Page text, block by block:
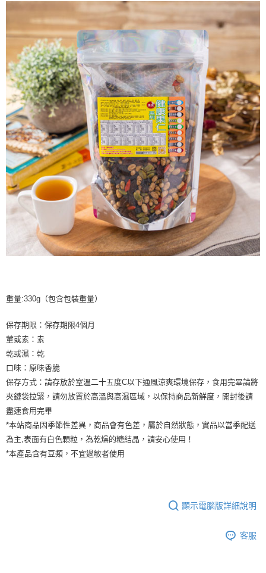
重量:330g（包含包裝重量）
保存期限：保存期限4個月
葷或素：素
乾或濕：乾
口味：原味香脆
保存方式：請存放於室溫二十五度C以下通風涼爽環境保存，食用完畢請將
夾鏈袋拉緊，請勿放置於高溫與高濕區域，以保持商品新鮮度，開封後請
盡速食用完畢
*本站商品因季節性差異，商品會有色差，屬於自然狀態，實品以當季配送
為主,表面有白色顆粒，為乾燥的糖結晶，請安心使用！
*本產品含有豆類，不宜過敏者使用
顯示電腦版詳細說明
客服